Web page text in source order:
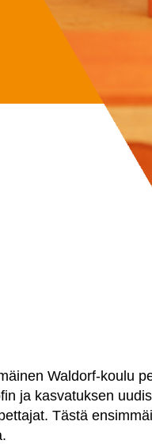
Waldorf-koulu
ja kasvatuksen
Tästä